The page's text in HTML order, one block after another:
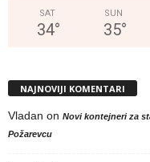
SAT
34°
SUN
35°
NAJNOVIJI KOMENTARI
Vladan on Novi kontejneri za
Požarevcu